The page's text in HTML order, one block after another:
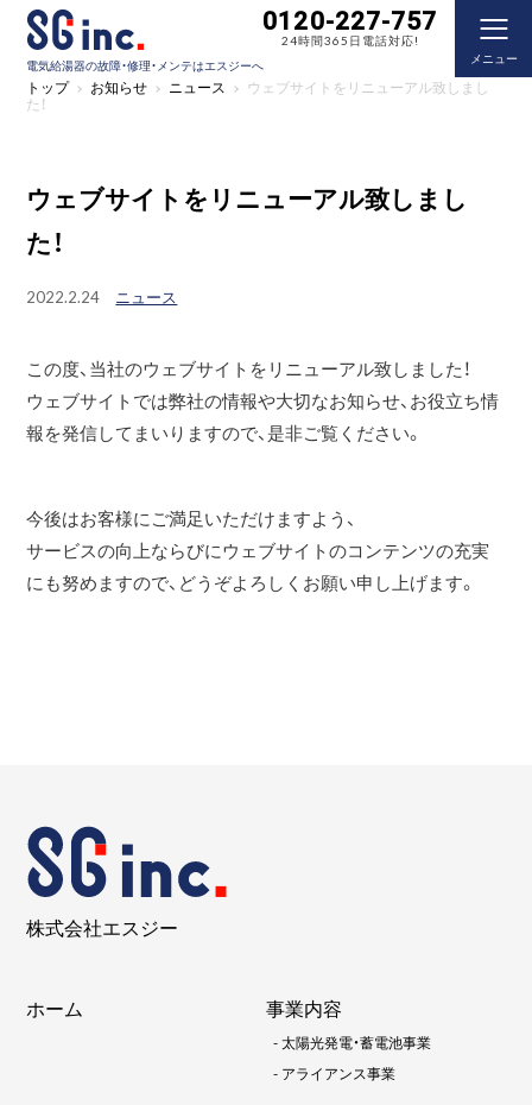
電気給湯器の故障・修理・メンテはエスジーへ
0120-227-757
24時間365日電話対応!
メニュー
トップ お知らせ ニュース ウェブサイトをリニューアル致しまし
た！
ウェブサイトをリニューアル致しまし
た！
2022.2.24 ニュース
この度、当社のウェブサイトをリニューアル致しました！
ウェブサイトでは弊社の情報や大切なお知らせ、お役立ち情
報を発信してまいりますので、是非ご覧ください。
今後はお客様にご満足いただけますよう、
サービスの向上ならびにウェブサイトのコンテンツの充実
にも努めますので、どうぞよろしくお願い申し上げます。
株式会社エスジー
ホーム 事業内容
-太陽光発電・蓄電池事業
- アライアンス事業